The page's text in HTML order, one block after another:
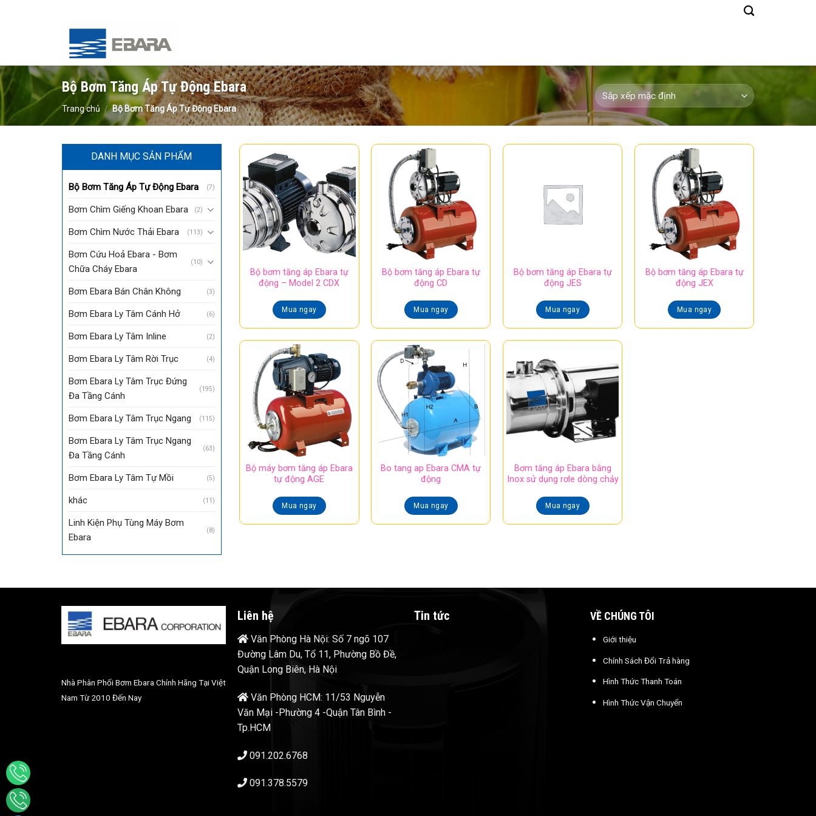
Bộ Bơm Tăng Áp Tự Động Ebara
Trang chủ / Bộ Bơm Tăng Áp Tự Động Ebara
DANH MỤC SẢN PHẨM
Bộ Bơm Tăng Áp Tự Động Ebara (7)
Bơm Chìm Giếng Khoan Ebara (2)
Bơm Chìm Nước Thải Ebara (113)
Bơm Cứu Hoả Ebara - Bơm
Chữa Cháy Ebara
(10)
Bơm Ebara Bán Chân Không (3)
Bơm Ebara Ly Tâm Cánh Hở (6)
Bơm Ebara Ly Tâm Inline (2)
Bơm Ebara Ly Tâm Rời Trục (4)
Bơm Ebara Ly Tâm Trục Đứng
Đa Tầng Cánh
(195)
Bơm Ebara Ly Tâm Trục Ngang (115)
Bơm Ebara Ly Tâm Trục Ngang
Đa Tầng Cánh
(63)
Bơm Ebara Ly Tâm Tự Mồi (5)
khác (11)
Linh Kiện Phụ Tùng Máy Bơm
Ebara
(8)
Bộ bơm tăng áp Ebara tự
động – Model 2 CDX
Mua ngay
Bộ bơm tăng áp Ebara tự
động CD
Mua ngay
Bộ bơm tăng áp Ebara tự
động JES
Mua ngay
Bộ bơm tăng áp Ebara tự
động JEX
Mua ngay
Bộ máy bơm tăng áp Ebara
tự động AGE
Mua ngay
Bo tang ap Ebara CMA tự
động
Mua ngay
Bơm tăng áp Ebara bằng
Inox sử dụng rơle dòng chảy
Mua ngay
Nhà Phân Phối Bơm Ebara Chính Hãng Tại Việt
Nam Từ 2010 Đến Nay
Liên hệ
Văn Phòng Hà Nội: Số 7 ngõ 107
Đường Lâm Du, Tổ 11, Phường Bồ Đề,
Quận Long Biên, Hà Nội
Văn Phòng HCM: 11/53 Nguyễn
Văn Mại -Phường 4 -Quận Tân Bình -
Tp.HCM
091.202.6768
091.378.5579
Tin tức VỀ CHÚNG TÔI
Giới thiệu
Chính Sách Đổi Trả hàng
Hình Thức Thanh Toán
Hình Thức Vận Chuyển